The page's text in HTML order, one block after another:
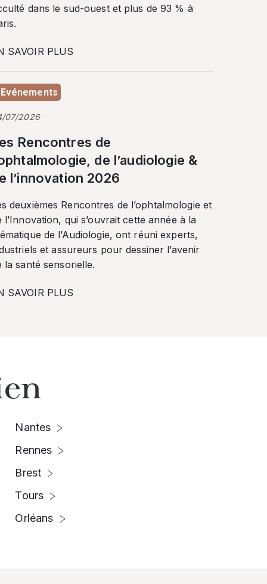
dans le sud-ouest et plus de 93 % à
SAVOIR PLUS
07/2026
Rencontres de
de l’audiologie &
l’innovation 2026
deuxièmes Rencontres de l’ophtalmologie et
l’Innovation, qui s’ouvrait cette année à la
de l’Audiologie, ont réuni experts,
et assureurs pour dessiner l’avenir
la santé sensorielle.
SAVOIR PLUS
Nantes
Rennes
Brest
Tours
Orléans